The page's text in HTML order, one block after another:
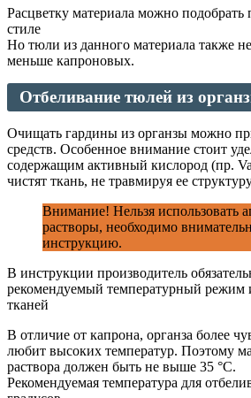
Расцветку материала можно
стиле
Но тюли из данного материала также
меньше капроновых.
Отбеливание тюлей из
Очищать гардины из органзы можно
средств. Особенное внимание стоит
содержащим активный кислород (пр.
чистят ткань, не травмируя ее
Внимание! Нельзя использовать
растворы, необходимо
инструкцию.
В инструкции производитель
рекомендуемый температурный
тканей
В отличие от капрона, органза более
любит высоких температур. Поэтому
раствора должен быть не выше 35 °C.
Рекомендуемая температура для